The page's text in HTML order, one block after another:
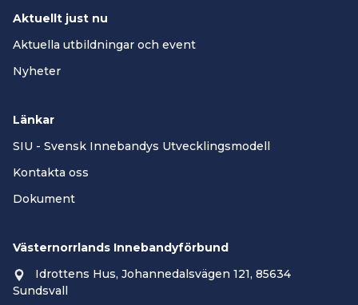
Aktuellt just nu
Aktuella utbildningar och event
Nyheter
Länkar
SIU - Svensk Innebandys Utvecklingsmodell
Kontakta oss
Dokument
Västernorrlands Innebandyförbund
Idrottens Hus, Johannedalsvägen 121, 85634
Sundsvall